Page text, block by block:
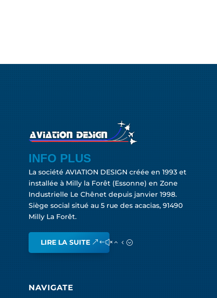
INFO PLUS
La société AVIATION DESIGN créée en 1993 et
installée à Milly la Forêt (Essonne) en Zone
Industrielle Le Chênet depuis janvier 1998.
Siège social situé au 5 rue des acacias, 91490
Milly La Forêt.
LIRE LA SUITE
NAVIGATE